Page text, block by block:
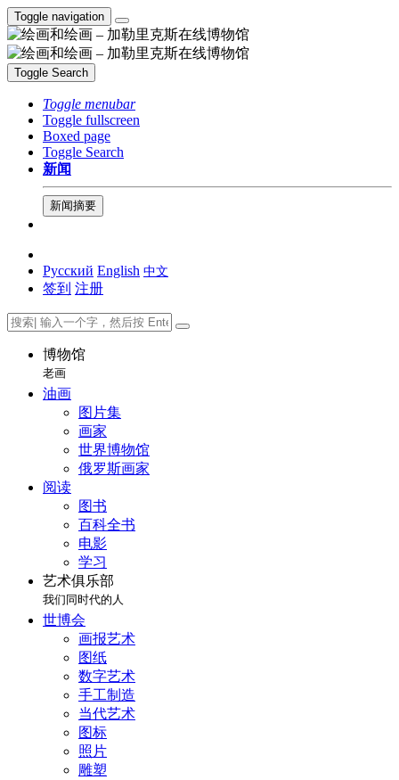
Toggle navigation
Toggle Search
Toggle menubar
Toggle fullscreen
Boxed page
Toggle Search
新闻
新闻摘要
Русский English 中文
签到 注册
博物馆
老画
油画
图片集
画家
世界博物馆
俄罗斯画家
阅读
图书
百科全书
电影
学习
艺术俱乐部
我们同时代的人
世博会
画报艺术
图纸
数字艺术
手工制造
当代艺术
图标
照片
雕塑